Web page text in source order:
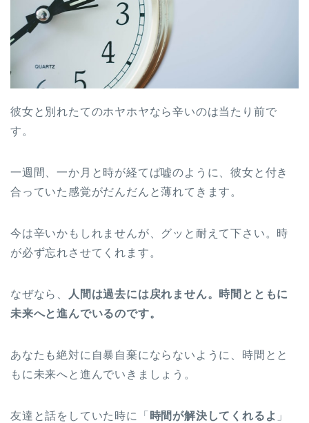
彼女と別れたてのホヤホヤなら辛いのは当たり前で
す。
一週間、一か月と時が経てば嘘のように、彼女と付き
合っていた感覚がだんだんと薄れてきます。
今は辛いかもしれませんが、グッと耐えて下さい。時
が必ず忘れさせてくれます。
なぜなら、
人間は過去には戻れません。時間とともに
未来へと進んでいるのです。
あなたも絶対に自暴自棄にならないように、時間とと
もに未来へと進んでいきましょう。
友達と話をしていた時に「 時間が解決してくれるよ 」